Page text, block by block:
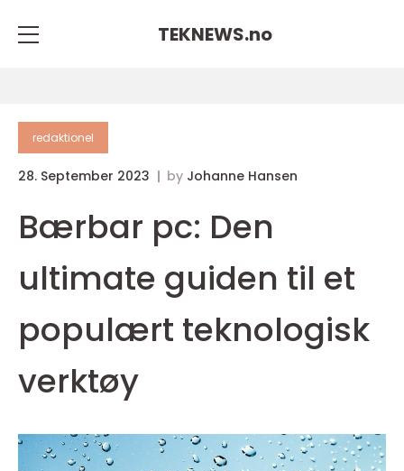
TEKNEWS.no
redaktionel
28. September 2023 by Johanne Hansen
Bærbar pc: Den
ultimate guiden til et
populært teknologisk
verktøy